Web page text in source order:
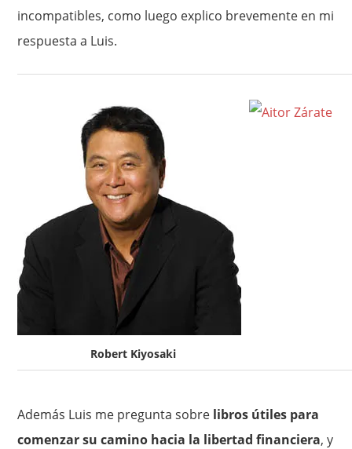
incompatibles, como luego explico brevemente en mi
respuesta a Luis.
Robert Kiyosaki
Además Luis me pregunta sobre libros útiles para
comenzar su camino hacia la libertad financiera, y